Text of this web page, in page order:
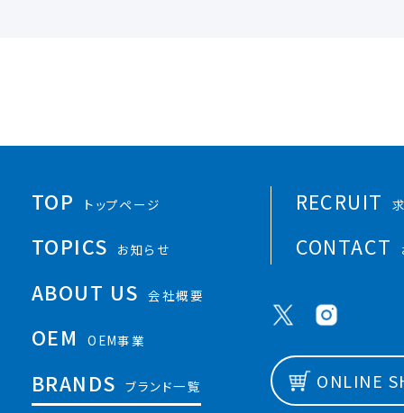
TOP トップページ
TOPICS お知らせ
ABOUT US 会社概要
OEM OEM事業
BRANDS ブランド一覧
RECRUIT
CONTACT
ONLINE